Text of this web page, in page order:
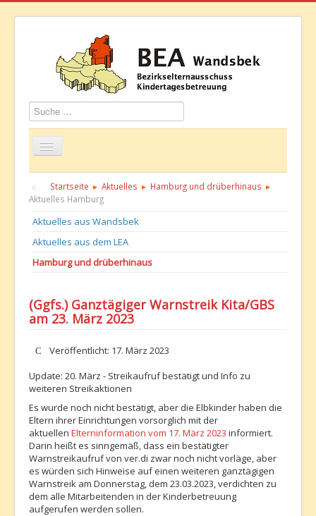
Suchen
Startseite Über uns Aktuelles Termine
Informationen GBS
Startseite Aktuelles
Hamburg und drüberhinaus
Aktuelles Hamburg
Aktuelles aus Wandsbek
Aktuelles aus dem LEA
Hamburg und drüberhinaus
(Ggfs.) Ganztägiger Warnstreik Kita/GBS
am 23. März 2023
DetailsVeröffentlicht: 17. März 2023
Update: 20. März - Streikaufruf bestätigt und Info zu
weiteren Streikaktionen
Es wurde noch nicht bestätigt, aber die Elbkinder haben die
Eltern ihrer Einrichtungen vorsorglich mit der
aktuellen Elterninformation vom 17. März 2023 informiert.
Darin heißt es sinngemäß, dass ein bestätigter
Warnstreikaufruf von ver.di zwar noch nicht vorläge, aber
es würden sich Hinweise auf einen weiteren ganztägigen
Warnstreik am Donnerstag, dem 23.03.2023, verdichten zu
dem alle Mitarbeitenden in der Kinderbetreuung
aufgerufen werden sollen.